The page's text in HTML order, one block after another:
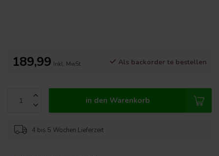
189,99 Inkl. MwSt. Als backorder te bestellen
in den Warenkorb
4 bis 5 Wochen Lieferzeit